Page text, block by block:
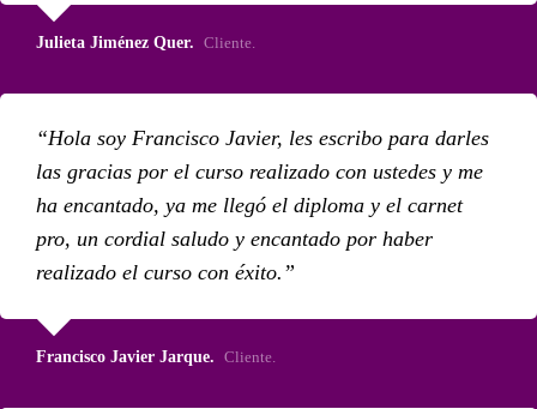
Julieta Jiménez Quer. Cliente.
Hola soy Francisco Javier, les escribo para darles
las gracias por el curso realizado con ustedes y me
ha encantado, ya me llegó el diploma y el carnet
pro, un cordial saludo y encantado por haber
realizado el curso con éxito.
Francisco Javier Jarque. Cliente.